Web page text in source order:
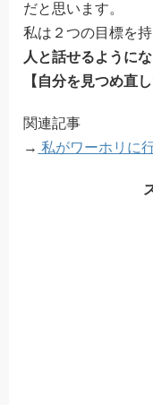
だと思います。
私は２つの目標を
人と話せるようにな
【自分を見つめ直し
関連記事
→ 私がワーホリに